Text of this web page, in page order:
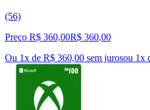
(56)
Preço R$ 360,00R$ 360,00
Ou 1x de R$ 360,00 sem jurosou 1x